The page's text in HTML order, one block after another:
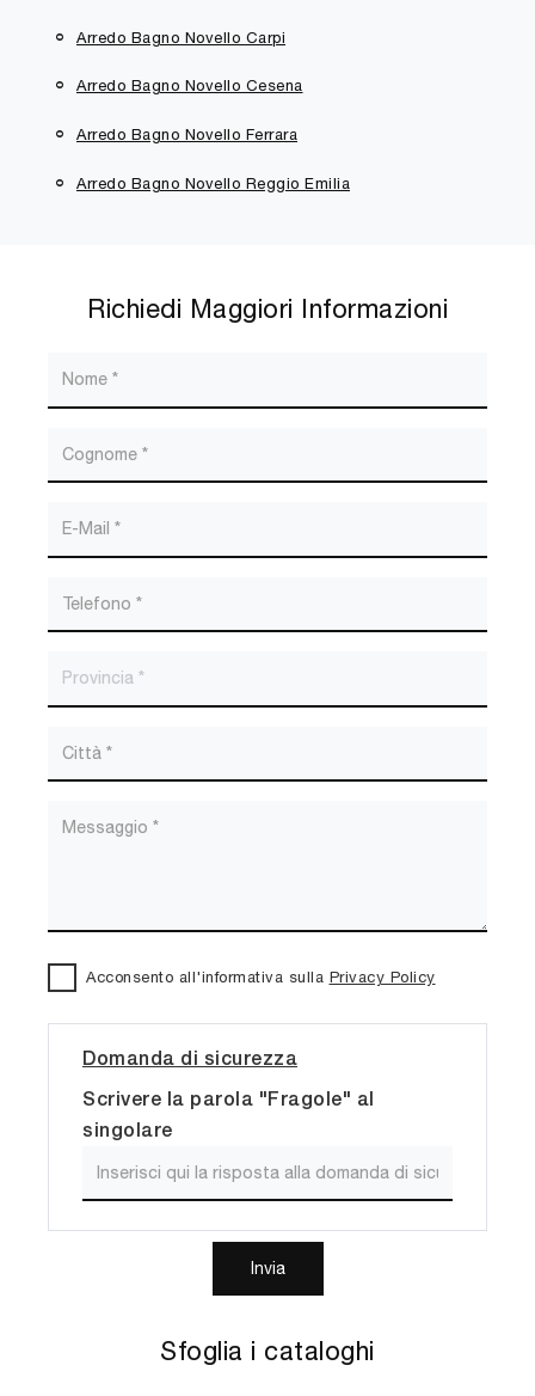
Arredo Bagno Novello Carpi
Arredo Bagno Novello Cesena
Arredo Bagno Novello Ferrara
Arredo Bagno Novello Reggio Emilia
Sfoglia i cataloghi
Richiedi Maggiori Informazioni
Acconsento all'informativa sulla Privacy Policy
Domanda di sicurezza
Scrivere la parola "Fragole" al
singolare
Invia